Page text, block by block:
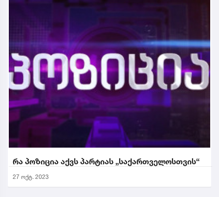
რა პოზიცია აქვს პარტიას „საქართველოსთვის“
27 ოქტ. 2023